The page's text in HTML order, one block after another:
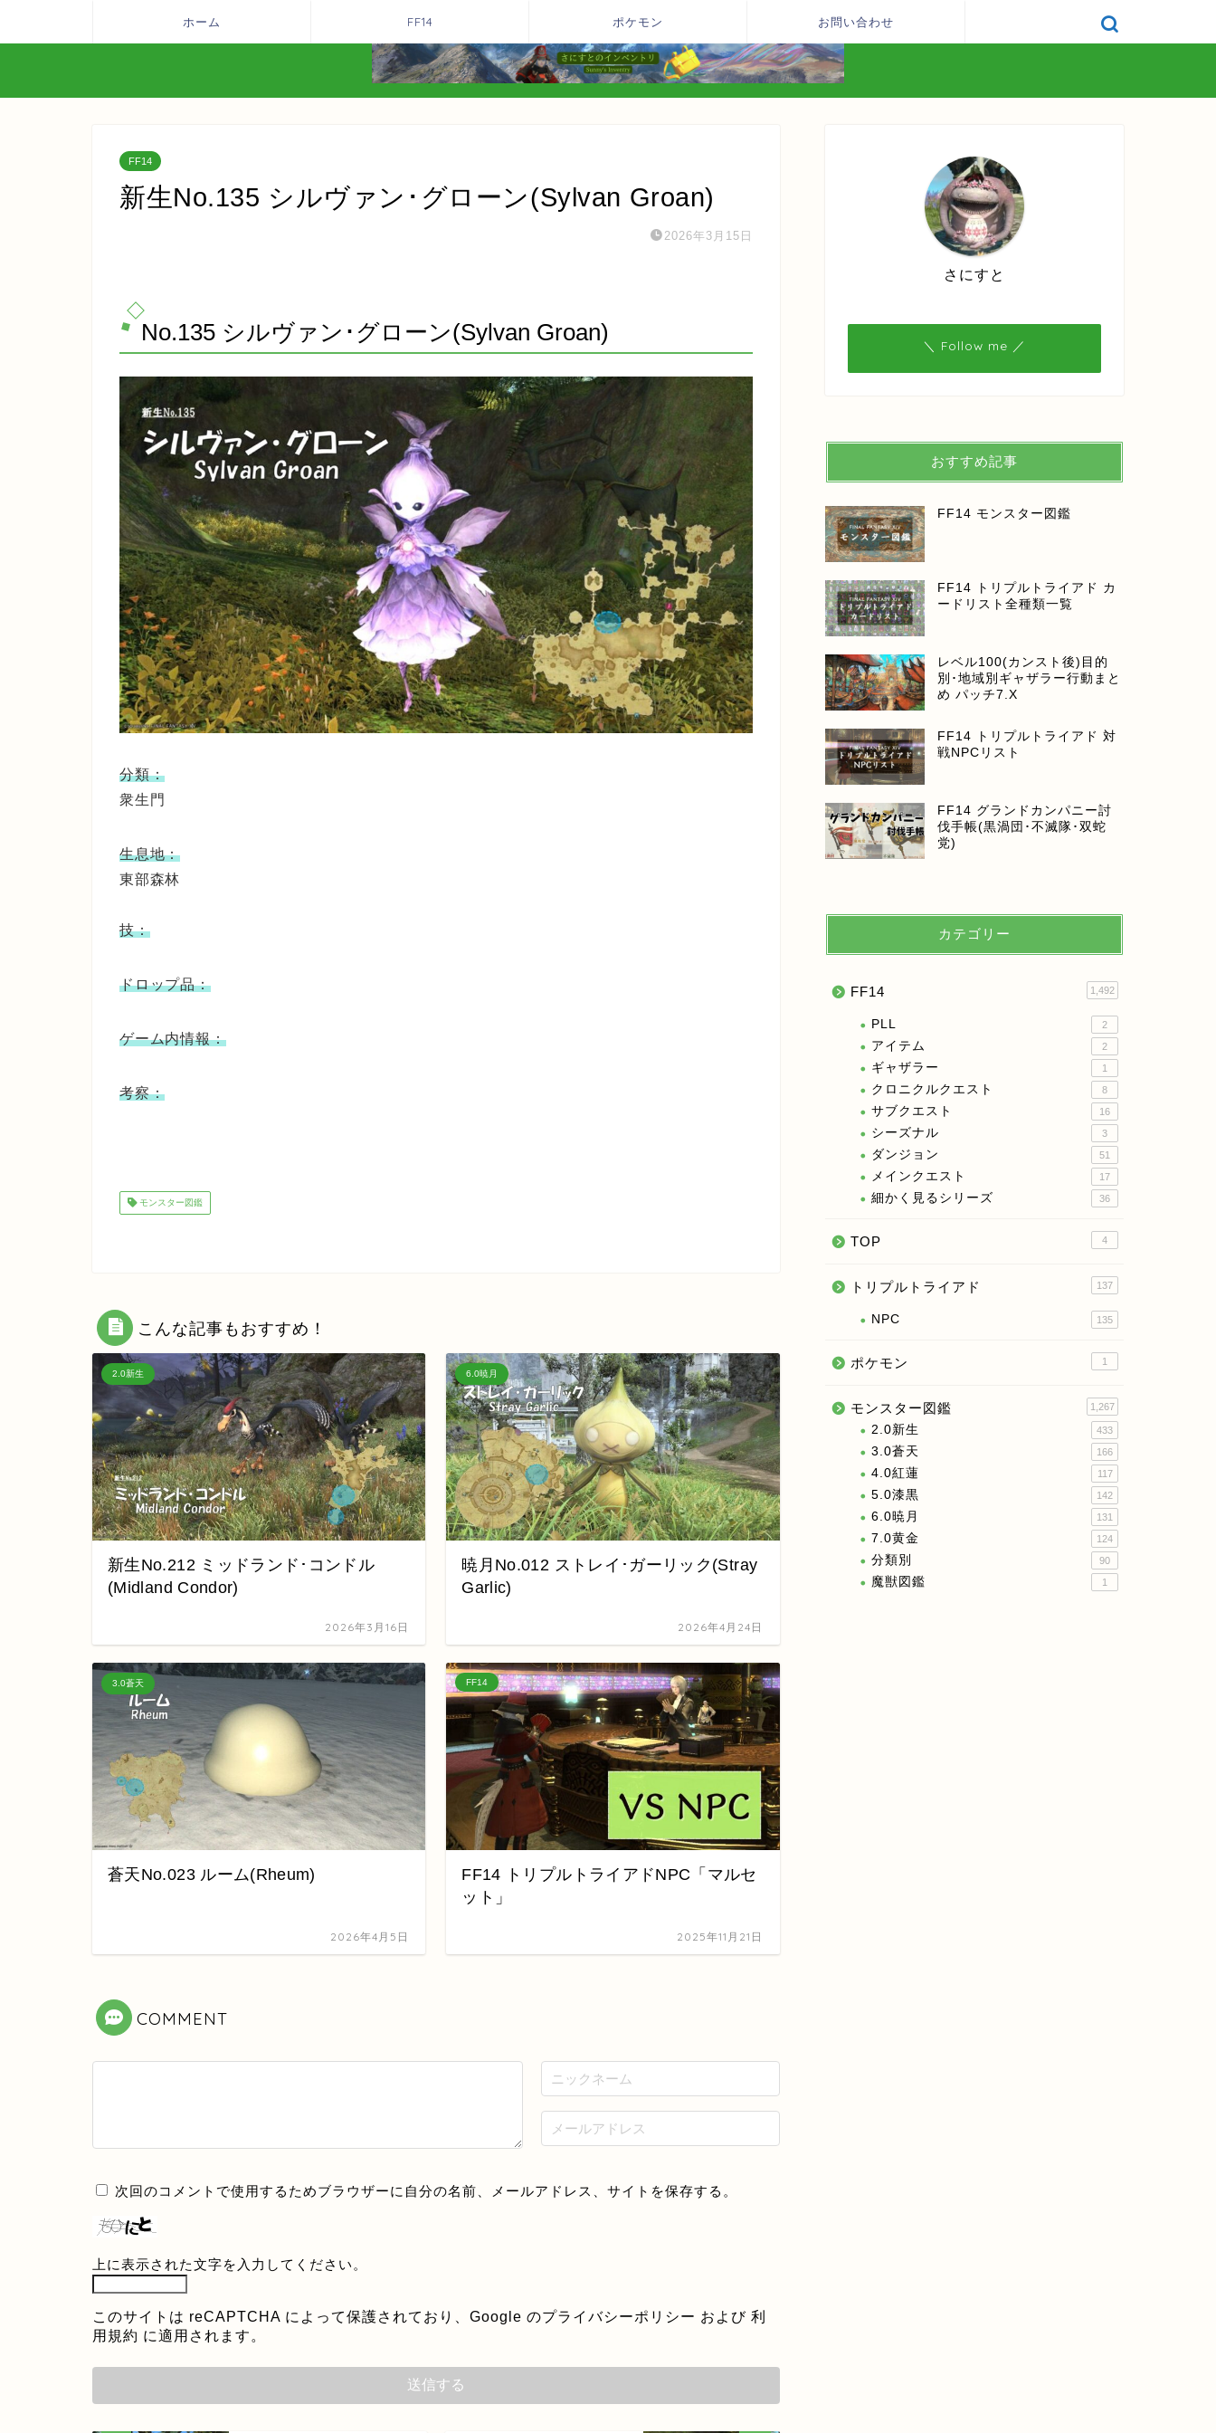
ホーム FF14 ポケモン お問い合わせ
FF14
新生No.135 シルヴァン･グローン(Sylvan Groan)
2026年3月15日
No.135 シルヴァン･グローン(Sylvan Groan)
分類：
衆生門
生息地：
東部森林
技：
ドロップ品：
ゲーム内情報：
考察：
モンスター図鑑
こんな記事もおすすめ！
2.0新生
新生No.212 ミッドランド･コンドル
(Midland Condor)
2026年3月16日
6.0暁月
暁月No.012 ストレイ･ガーリック(Stray
Garlic)
2026年4月24日
3.0蒼天
蒼天No.023 ルーム(Rheum)
2026年4月5日
FF14
FF14 トリプルトライアドNPC「マルセ
ット」
2025年11月21日
COMMENT
次回のコメントで使用するためブラウザーに自分の名前、メールアドレス、サイトを保存する。
上に表示された文字を入力してください。
このサイトは reCAPTCHA によって保護されており、Google のプライバシーポリシー および 利
用規約 に適用されます。
さにすと
＼ Follow me ／
おすすめ記事
FF14 モンスター図鑑
FF14 トリプルトライアド カ
ードリスト全種類一覧
レベル100(カンスト後)目的
別･地域別ギャザラー行動まと
め パッチ7.X
FF14 トリプルトライアド 対
戦NPCリスト
FF14 グランドカンパニー討
伐手帳(黒渦団･不滅隊･双蛇
党)
カテゴリー
FF14 1,492
PLL 2
アイテム 2
ギャザラー 1
クロニクルクエスト 8
サブクエスト 16
シーズナル 3
ダンジョン 51
メインクエスト 17
細かく見るシリーズ 36
TOP 4
トリプルトライアド 137
NPC 135
ポケモン 1
モンスター図鑑 1,267
2.0新生 433
3.0蒼天 166
4.0紅蓮 117
5.0漆黒 142
6.0暁月 131
7.0黄金 124
分類別 90
魔獣図鑑 1